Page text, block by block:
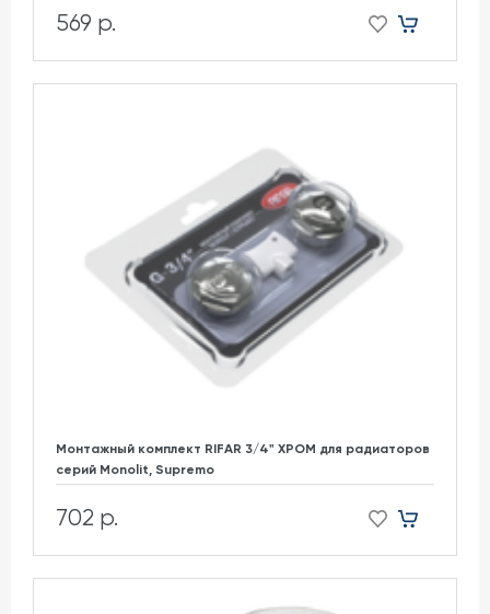
569 р.
Монтажный комплект RIFAR 3/4" ХРОМ для радиаторов
cерий Monolit, Supremo
702 р.